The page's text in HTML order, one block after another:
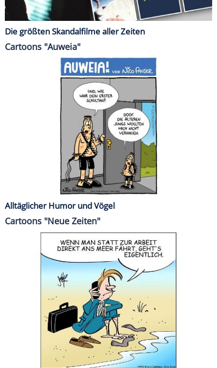
Die größten Skandalfilme aller Zeiten
Cartoons "Auweia"
Alltäglicher Humor und Vögel
Cartoons "Neue Zeiten"